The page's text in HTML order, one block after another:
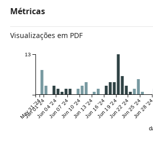
Métricas
Visualizações em PDF
May 31 '24
Jun 01 '24Jun 04 '24Jun 07 '24Jun 10 '24Jun 13 '24Jun 16 '24Jun 19 '24Jun 22 '24Jun 25 '24Jun 28 '24
13